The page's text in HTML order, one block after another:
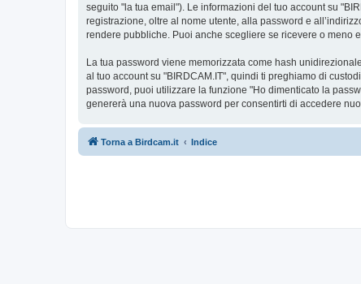
seguito "la tua email"). Le informazioni del tuo account su
registrazione, oltre al nome utente, alla password e
rendere pubbliche. Puoi anche scegliere se ricevere o meno
La tua password viene memorizzata come hash
al tuo account su "BIRDCAM.IT", quindi ti preghiamo di
password, puoi utilizzare la funzione "Ho dimenticato la
genererà una nuova password per consentirti di accedere
Torna a Birdcam.it Indice